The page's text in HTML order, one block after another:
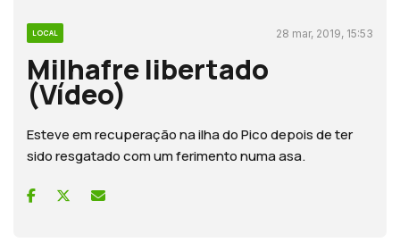
LOCAL 28 mar, 2019, 15:53
Milhafre libertado
(Vídeo)
Esteve em recuperação na ilha do Pico depois de ter
sido resgatado com um ferimento numa asa.